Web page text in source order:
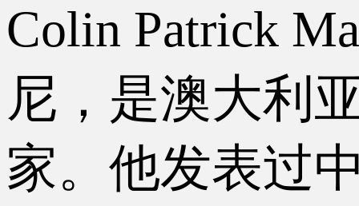
Colin Patrick
尼，是澳大利
家。他发表过